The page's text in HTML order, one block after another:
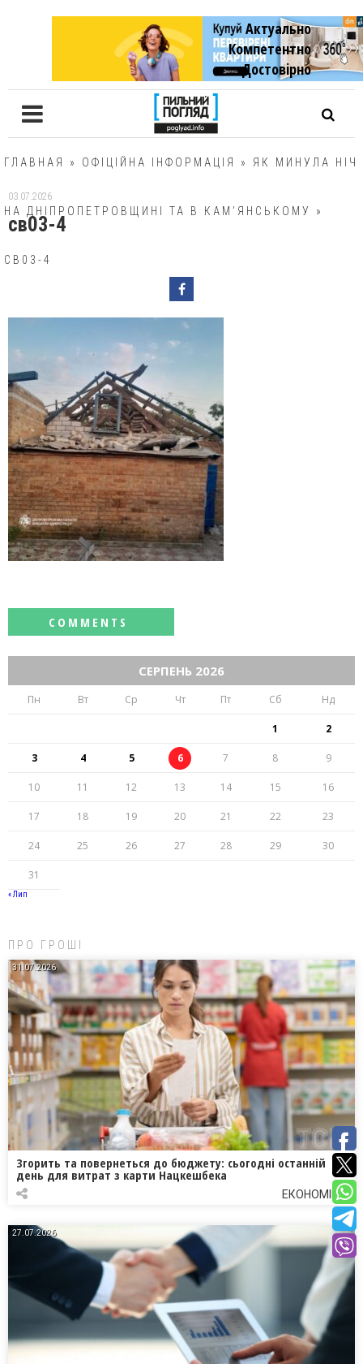
Актуально
Компетентно
Достовiрно
ГЛАВНАЯ » ОФІЦІЙНА ІНФОРМАЦІЯ » ЯК МИНУЛА НІЧ
НА ДНІПРОПЕТРОВЩИНІ ТА В КАМ’ЯНСЬКОМУ »
СВ03-4
03.07.2026
св03-4
СЕРПЕНЬ 2026
Пн Вт Ср Чт Пт Сб Нд
1 2
3 4 5 6 7 8 9
10 11 12 13 14 15 16
17 18 19 20 21 22 23
24 25 26 27 28 29 30
31
« Лип
ПРО ГРОШІ
31.07.2026
Згорить та повернеться до бюджету: сьогодні останній
день для витрат з карти Нацкешбека
ЕКОНОМІКА
27.07.2026